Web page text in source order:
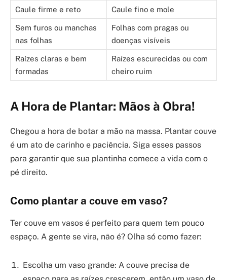
Caule firme e reto Caule fino e mole
Sem furos ou manchas
nas folhas
Folhas com pragas ou
doenças visíveis
Raízes claras e bem
formadas
Raízes escurecidas ou com
cheiro ruim
A Hora de Plantar: Mãos à Obra!
Chegou a hora de botar a mão na massa. Plantar couve
é um ato de carinho e paciência. Siga esses passos
para garantir que sua plantinha comece a vida com o
pé direito.
Como plantar a couve em vaso?
Ter couve em vasos é perfeito para quem tem pouco
espaço. A gente se vira, não é? Olha só como fazer:
Escolha um vaso grande: A couve precisa de